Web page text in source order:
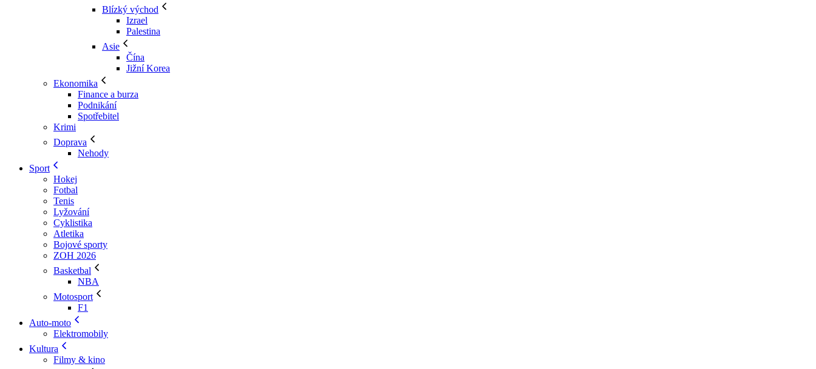
Blízký východ
Izrael
Palestina
Asie
Čína
Jižní Korea
Ekonomika
Finance a burza
Podnikání
Spotřebitel
Krimi
Doprava
Nehody
Sport
Hokej
Fotbal
Tenis
Lyžování
Cyklistika
Atletika
Bojové sporty
ZOH 2026
Basketbal
NBA
Motosport
F1
Auto-moto
Elektromobily
Kultura
Filmy & kino